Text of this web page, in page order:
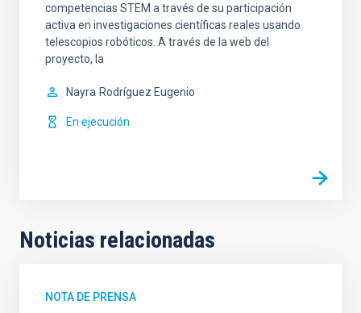
competencias STEM a través de su participación
activa en investigaciones científicas reales usando
telescopios robóticos. A través de la web del
proyecto, la
Nayra Rodríguez Eugenio
En ejecución
Noticias relacionadas
NOTA DE PRENSA